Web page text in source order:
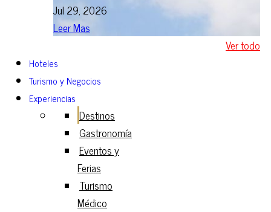
Jul 29, 2026
Leer Mas
Ver todo
Hoteles
Turismo y Negocios
Experiencias
Destinos
Gastronomía
Eventos y
Ferias
Turismo
Médico